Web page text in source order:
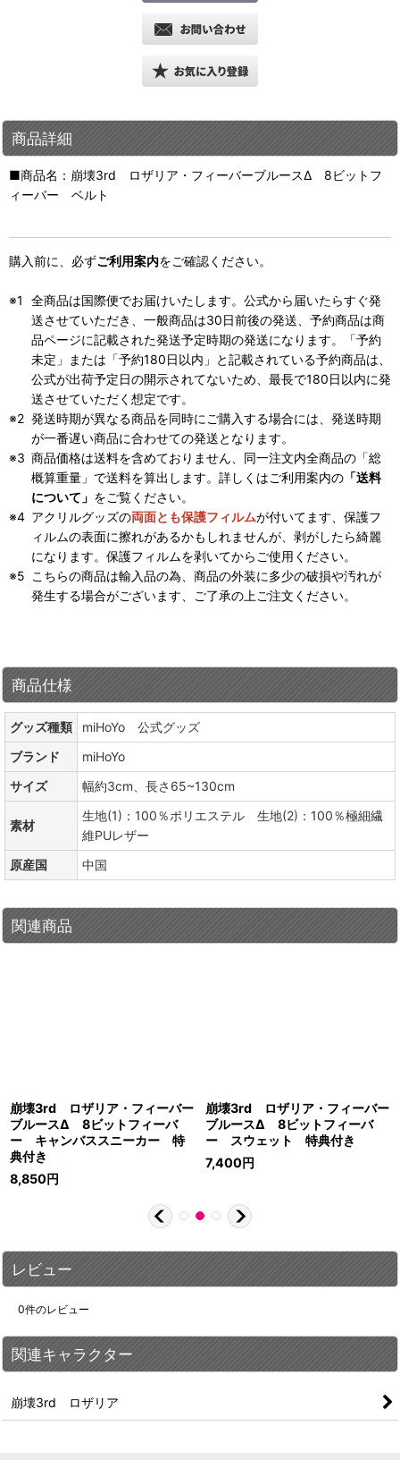
商品詳細
■商品名：崩壊3rd ロザリア・フィーバーブルースΔ 8ビットフ
ィーバー ベルト
購入前に、必ずご利用案内をご確認ください。
全商品は国際便でお届けいたします。公式から届いたらすぐ発
送させていただき、一般商品は30日前後の発送、予約商品は商
品ページに記載された発送予定時期の発送になります。「予約
未定」または「予約180日以内」と記載されている予約商品は、
公式が出荷予定日の開示されてないため、最長で180日以内に発
送させていただく想定です。
発送時期が異なる商品を同時にご購入する場合には、発送時期
が一番遅い商品に合わせての発送となります。
商品価格は送料を含めておりません、同一注文内全商品の「総
概算重量」で送料を算出します。詳しくはご利用案内の 「送料
について」 をご覧ください。
アクリルグッズの両面とも保護フィルムが付いてます、保護フ
ィルムの表面に擦れがあるかもしれませんが、剥がしたら綺麗
になります。保護フィルムを剥いてからご使用ください。
こちらの商品は輸入品の為、商品の外装に多少の破損や汚れが
発生する場合がございます、ご了承の上ご注文ください。
商品仕様
グッズ種類
miHoYo 公式グッズ
ブランド
miHoYo
サイズ
幅約3cm、長さ65~130cm
素材
生地(1)：100％ポリエステル 生地(2)：100％極細繊
維PUレザー
原産国
中国
関連商品
崩壊3rd ロザリア・フィーバー
ブルースΔ 8ビットフィーバ
ー キャンバススニーカー 特
典付き
8,850円
崩壊3rd ロザリア・フィーバー
ブルースΔ 8ビットフィーバ
ー スウェット 特典付き
7,400円
レビュー
0件のレビュー
関連キャラクター
崩壊3rd ロザリア